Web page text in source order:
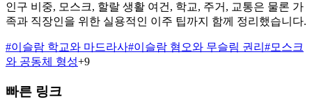
인구 비중, 모스크, 할랄 생활 여건, 학교, 주거, 교통은 물론 가
족과 직장인을 위한 실용적인 이주 팁까지 함께 정리했습니다.
#이슬람 학교와 마드라사#이슬람 혐오와 무슬림 권리 #모스크
와 공동체 형성+9
빠른 링크